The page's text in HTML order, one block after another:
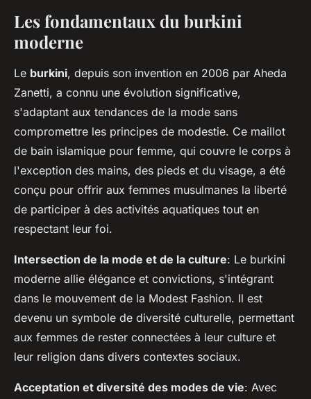
Les fondamentaux du burkini
moderne
Le burkini, depuis son invention en 2006 par Aheda
Zanetti, a connu une évolution significative,
s'adaptant aux tendances de la mode sans
compromettre les principes de modestie. Ce maillot
de bain islamique pour femme, qui couvre le corps à
l'exception des mains, des pieds et du visage, a été
conçu pour offrir aux femmes musulmanes la liberté
de participer à des activités aquatiques tout en
respectant leur foi.
Intersection de la mode et de la culture: Le burkini
moderne allie élégance et convictions, s'intégrant
dans le mouvement de la Modest Fashion. Il est
devenu un symbole de diversité culturelle, permettant
aux femmes de rester connectées à leur culture et
leur religion dans divers contextes sociaux.
Acceptation et diversité des modes de vie: Avec